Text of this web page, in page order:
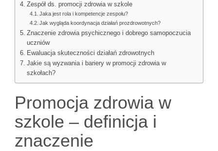
Zespół ds. promocji zdrowia w szkole
Jaka jest rola i kompetencje zespołu?
Jak wygląda koordynacja działań prozdrowotnych?
Znaczenie zdrowia psychicznego i dobrego samopoczucia
uczniów
Ewaluacja skuteczności działań zdrowotnych
Jakie są wyzwania i bariery w promocji zdrowia w
szkołach?
Promocja zdrowia w
szkole – definicja i
znaczenie